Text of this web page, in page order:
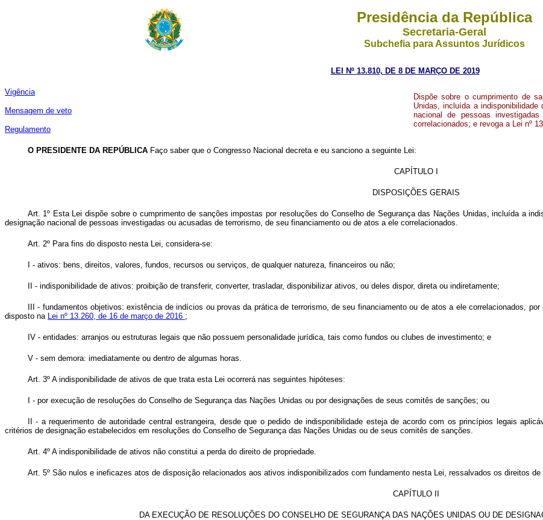
Presidência da República
Secretaria-Geral
Subchefia para Assuntos Jurídicos
LEI Nº 13.810, DE 8 DE MARÇO DE 2019
Vigência
Mensagem de veto
Regulamento
Dispõe sobre o cumprimento de
Unidas, incluída a
nacional de pessoas
correlacionados; e revoga a Lei nº
O PRESIDENTE DA REPÚBLICA Faço saber que o Congresso Nacional decreta e eu sanciono a seguinte Lei:
CAPÍTULO I
DISPOSIÇÕES GERAIS
Art. 1º Esta Lei dispõe sobre o cumprimento de sanções impostas por resoluções do Conselho de Segurança das Nações Unidas, incluída a
designação nacional de pessoas investigadas ou acusadas de terrorismo, de seu financiamento ou de atos a ele correlacionados.
Art. 2º Para fins do disposto nesta Lei, considera-se:
I - ativos: bens, direitos, valores, fundos, recursos ou serviços, de qualquer natureza, financeiros ou não;
II - indisponibilidade de ativos: proibição de transferir, converter, trasladar, disponibilizar ativos, ou deles dispor, direta ou indiretamente;
III - fundamentos objetivos: existência de indícios ou provas da prática de terrorismo, de seu financiamento ou de atos a ele correlacionados,
disposto na Lei nº 13.260, de 16 de março de 2016 ;
IV - entidades: arranjos ou estruturas legais que não possuem personalidade jurídica, tais como fundos ou clubes de investimento; e
V - sem demora: imediatamente ou dentro de algumas horas.
Art. 3º A indisponibilidade de ativos de que trata esta Lei ocorrerá nas seguintes hipóteses:
I - por execução de resoluções do Conselho de Segurança das Nações Unidas ou por designações de seus comitês de sanções; ou
II - a requerimento de autoridade central estrangeira, desde que o pedido de indisponibilidade esteja de acordo com os princípios legais
critérios de designação estabelecidos em resoluções do Conselho de Segurança das Nações Unidas ou de seus comitês de sanções.
Art. 4º A indisponibilidade de ativos não constitui a perda do direito de propriedade.
Art. 5º São nulos e ineficazes atos de disposição relacionados aos ativos indisponibilizados com fundamento nesta Lei, ressalvados os direitos de
CAPÍTULO II
DA EXECUÇÃO DE RESOLUÇÕES DO CONSELHO DE SEGURANÇA DAS NAÇÕES UNIDAS OU DE